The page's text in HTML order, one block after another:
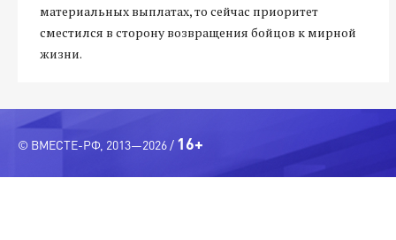
материальных выплатах, то сейчас приоритет
сместился в сторону возвращения бойцов к мирной
жизни.
© ВМЕСТЕ-РФ, 2013—2026 / 16+